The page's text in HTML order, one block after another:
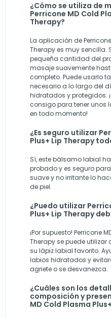
¿Cómo se utiliza de
Perricone MD Cold
Therapy?
La aplicación de
Therapy es muy sencilla.
pequeña cantidad del
masaje suavemente
completo. Puede usarlo
necesario a lo largo del
hidratados y protegidos.
consigo para tener unos
en todo momento!
¿Es seguro utilizar
Plus+ Lip Therapy
Sí, este bálsamo labial
probado y es seguro
suave y no irritante lo
de piel.
¿Puedo utilizar
Plus+ Lip Therapy
¡Por supuesto! Perricone
Therapy se puede
su lápiz labial favorito.
labios hidratados y
agriete o se desvanezca.
¿Cuáles son los
composición y
MD Cold Plasma